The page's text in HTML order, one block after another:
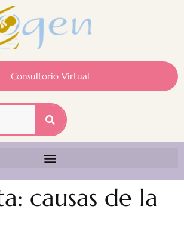
Consultorio Virtual
causas de la